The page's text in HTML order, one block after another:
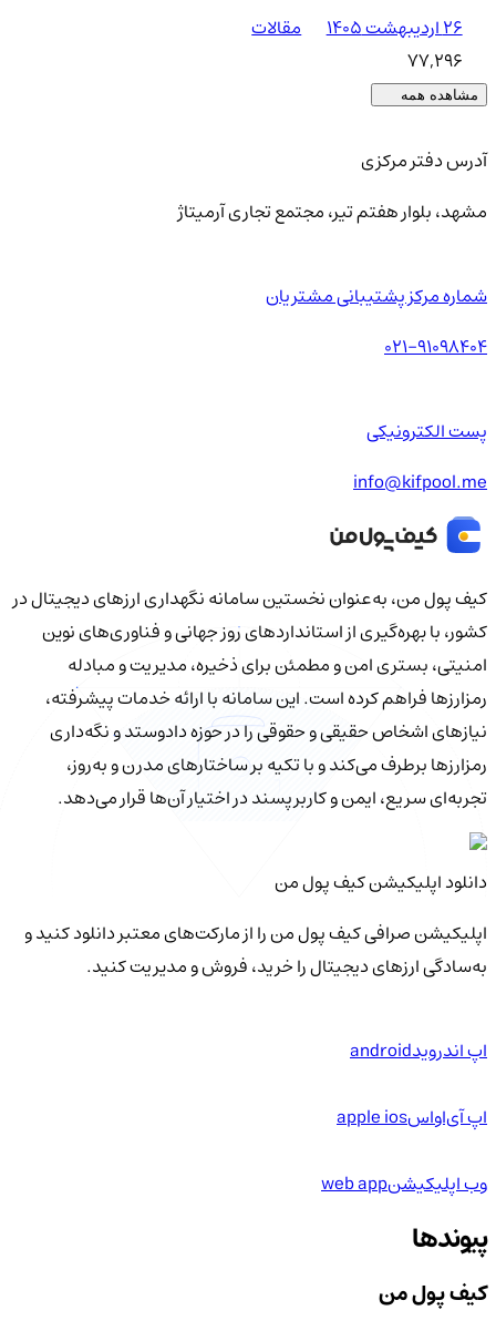
۲۶ اردیبهشت ۱۴۰۵
مقالات
77,296
مشاهده همه
آدرس دفتر مرکزی
مشهد، بلوار هفتم تیر، مجتمع تجاری آرمیتاژ
شماره مرکز پشتیبانی مشتریان
021-91098404
پست الکترونیکی
info@kifpool.me
کیف‌ پول من، به‌عنوان نخستین سامانه نگهداری ارزهای دیجیتال در
کشور، با بهره‌گیری از استانداردهای روز جهانی و فناوری‌های نوین
امنیتی، بستری امن و مطمئن برای ذخیره، مدیریت و مبادله
رمزارزها فراهم کرده است. این سامانه با ارائه خدمات پیشرفته،
نیازهای اشخاص حقیقی و حقوقی را در حوزه دادوستد و نگه‌داری
رمزارزها برطرف می‌کند و با تکیه بر ساختارهای مدرن و به‌روز،
تجربه‌ای سریع، ایمن و کاربرپسند در اختیار آن‌ها قرار می‌دهد.
دانلود اپلیکیشن کیف‌ پول من
اپلیکیشن صرافی کیف پول من را از مارکت‌های معتبر دانلود کنید و
به‌سادگی ارزهای دیجیتال را خرید، فروش و مدیریت کنید.
اپ اندرویدandroid
اپ آی‌او‌اسapple ios
وب اپلیکیشنweb app
پیوندها
کیف پول من